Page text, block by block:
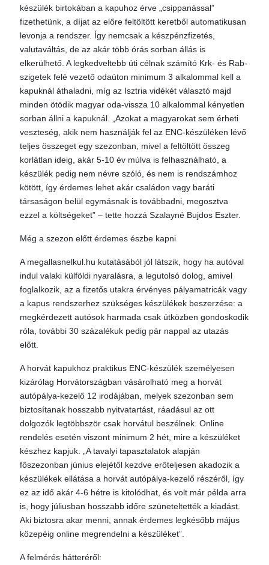
készülék birtokában a kapuhoz érve „csippanással”
fizethetünk, a díjat az előre feltöltött keretből automatikusan
levonja a rendszer. Így nemcsak a készpénzfizetés,
valutaváltás, de az akár több órás sorban állás is
elkerülhető. A legkedveltebb úti célnak számító Krk- és Rab-
szigetek felé vezető odaúton minimum 3 alkalommal kell a
kapuknál áthaladni, míg az Isztria vidékét választó majd
minden ötödik magyar oda-vissza 10 alkalommal kényetlen
sorban állni a kapuknál. „Azokat a magyarokat sem érheti
veszteség, akik nem használják fel az ENC-készüléken lévő
teljes összeget egy szezonban, mivel a feltöltött összeg
korlátlan ideig, akár 5-10 év múlva is felhasználható, a
készülék pedig nem névre szóló, és nem is rendszámhoz
kötött, így érdemes lehet akár családon vagy baráti
társaságon belül egymásnak is továbbadni, megosztva
ezzel a költségeket” – tette hozzá Szalayné Bujdos Eszter.
Még a szezon előtt érdemes észbe kapni
A megallasnelkul.hu kutatásából jól látszik, hogy ha autóval
indul valaki külföldi nyaralásra, a legutolsó dolog, amivel
foglalkozik, az a fizetős utakra érvényes pályamatricák vagy
a kapus rendszerhez szükséges készülékek beszerzése: a
megkérdezett autósok harmada csak útközben gondoskodik
róla, további 30 százalékuk pedig pár nappal az utazás
előtt.
A horvát kapukhoz praktikus ENC-készülék személyesen
kizárólag Horvátországban vásárolható meg a horvát
autópálya-kezelő 12 irodájában, melyek szezonban sem
biztosítanak hosszabb nyitvatartást, ráadásul az ott
dolgozók legtöbbször csak horvátul beszélnek. Online
rendelés esetén viszont minimum 2 hét, mire a készüléket
készhez kapjuk. „A tavalyi tapasztalatok alapján
főszezonban június elejétől kezdve erőteljesen akadozik a
készülékek ellátása a horvát autópálya-kezelő részéről, így
ez az idő akár 4-6 hétre is kitolódhat, és volt már példa arra
is, hogy júliusban hosszabb időre szüneteltették a kiadást.
Aki biztosra akar menni, annak érdemes legkésőbb május
közepéig online megrendelni a készüléket”.
A felmérés hátteréről: